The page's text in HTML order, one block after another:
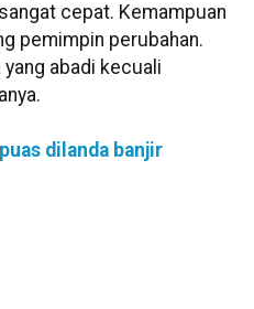
cepat. Kemampuan
pemimpin perubahan.
abadi kecuali
dilanda banjir